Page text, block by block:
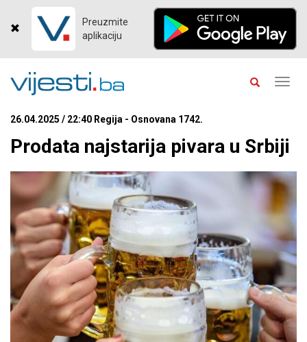
Preuzmite
aplikaciju
26.04.2025 / 22:40 Regija - Osnovana 1742.
Prodata najstarija pivara u Srbiji